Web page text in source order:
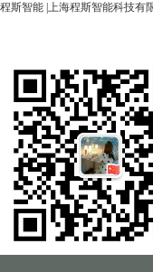
程斯智能 上海程斯智能科技有